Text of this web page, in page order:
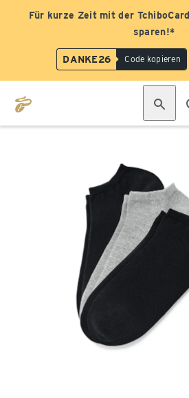
Für kurze Zeit mit der
sparen!*
DANKE26 Code kopieren